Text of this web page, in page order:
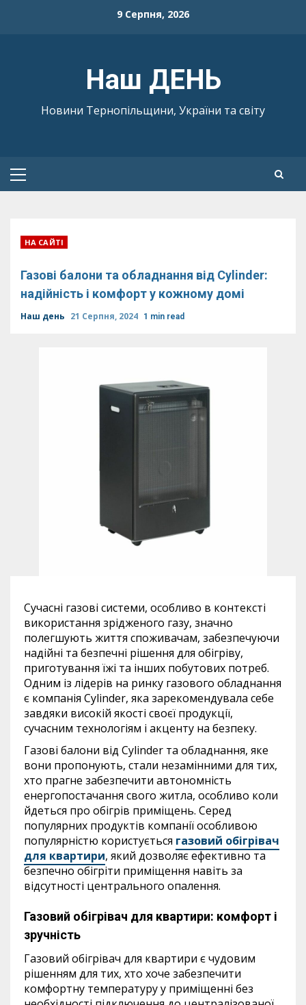
9 Серпня, 2026
Наш ДЕНЬ
Новини Тернопільщини, України та світу
Primary
НА САЙТІ
Газові балони та обладнання від Cylinder:
надійність і комфорт у кожному домі
Наш день 21 Серпня, 2024 1 min read
Сучасні газові системи, особливо в контексті
використання зрідженого газу, значно
полегшують життя споживачам, забезпечуючи
надійні та безпечні рішення для обігріву,
приготування їжі та інших побутових потреб.
Одним із лідерів на ринку газового обладнання
є компанія Cylinder, яка зарекомендувала себе
завдяки високій якості своєї продукції,
сучасним технологіям і акценту на безпеку.
Газові балони від Cylinder та обладнання, яке
вони пропонують, стали незамінними для тих,
хто прагне забезпечити автономність
енергопостачання свого житла, особливо коли
йдеться про обігрів приміщень. Серед
популярних продуктів компанії особливою
популярністю користується газовий обігрівач
для квартири, який дозволяє ефективно та
безпечно обігріти приміщення навіть за
відсутності центрального опалення.
Газовий обігрівач для квартири: комфорт і
зручність
Газовий обігрівач для квартири є чудовим
рішенням для тих, хто хоче забезпечити
комфортну температуру у приміщенні без